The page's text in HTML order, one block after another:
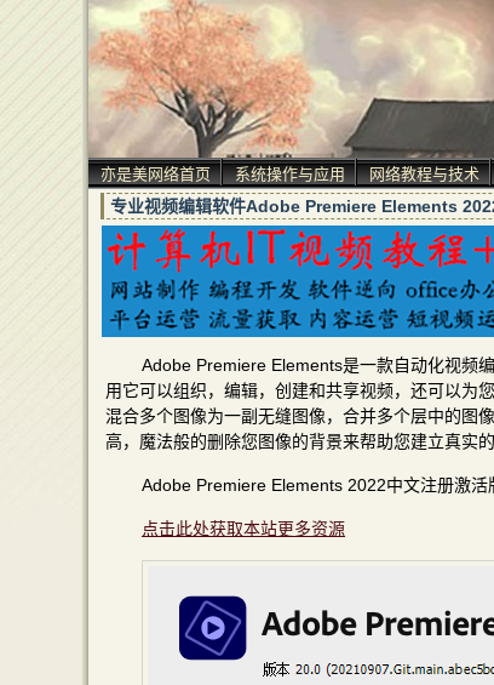
亦是美网络首页 系统操作与应用 网络教程与技术
专业视频编辑软件Adobe Premiere Elements
Adobe Premiere Elements是一款自动化视频
用它可以组织，编辑，创建和共享视频，还可以为
混合多个图像为一副无缝图像，合并多个层中的图
高，魔法般的删除您图像的背景来帮助您建立真实的
Adobe Premiere Elements 2022中文注册激活
点击此处获取本站更多资源